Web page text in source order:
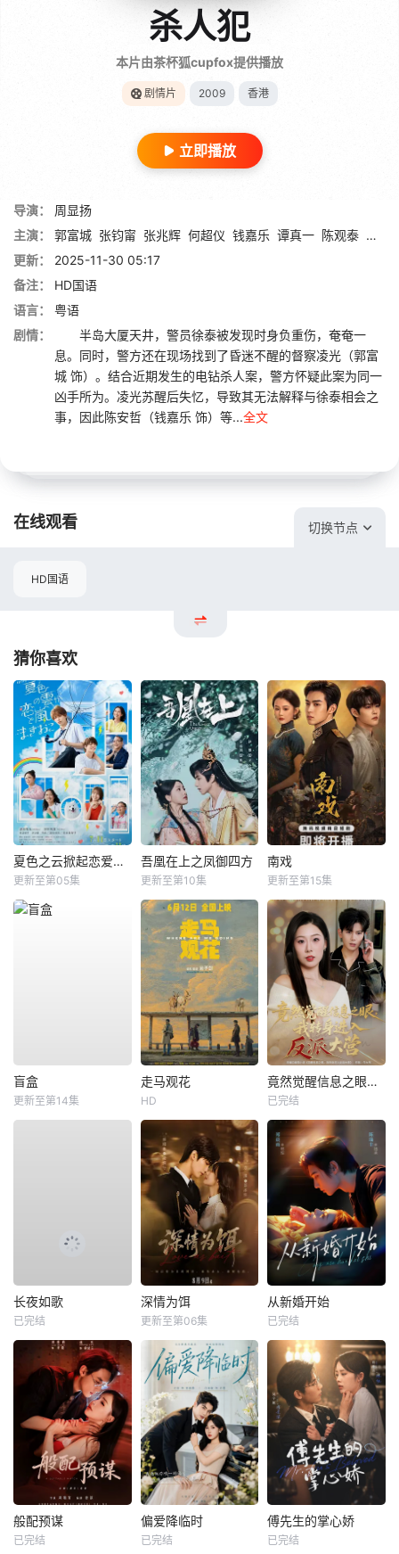
杀人犯
本片由茶杯狐cupfox提供播放
剧情片 2009 香港
立即播放
导演：
周显扬
主演：
郭富城 张钧甯 张兆辉 何超仪 钱嘉乐 谭真一 陈观泰 黄又
更新：
2025-11-30 05:17
备注：
HD国语
语言：
粤语
剧情：
半岛大厦天井，警员徐泰被发现时身负重伤，奄奄一
息。同时，警方还在现场找到了昏迷不醒的督察凌光（郭富
城 饰）。结合近期发生的电钻杀人案，警方怀疑此案为同一
凶手所为。凌光苏醒后失忆，导致其无法解释与徐泰相会之
事，因此陈安哲（钱嘉乐 饰）等...全文
在线观看 切换节点
HD国语
猜你喜欢
夏色之云掀起恋爱与风暴
更新至第05集
吾凰在上之凤御四方
更新至第10集
南戏
更新至第15集
盲盒
更新至第14集
走马观花
HD
竟然觉醒信息之眼，我转身进入反派大营
已完结
长夜如歌
已完结
深情为饵
更新至第06集
从新婚开始
已完结
般配预谋
已完结
偏爱降临时
已完结
傅先生的掌心娇
已完结